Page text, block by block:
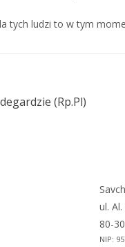
tych ludzi to w tym
(Rp.Pl)
ul.
80-
NIP: